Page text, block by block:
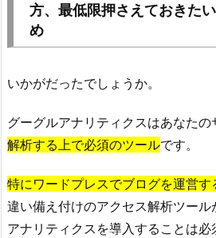
方、最低限押さえておきた
め
いかがだったでしょうか。
グーグルアナリティクスはあなたの
解析する上で必須のツールです。
特にワードプレスでブログを運営す
違い備え付けのアクセス解析ツー
アナリティクスを導入することは必